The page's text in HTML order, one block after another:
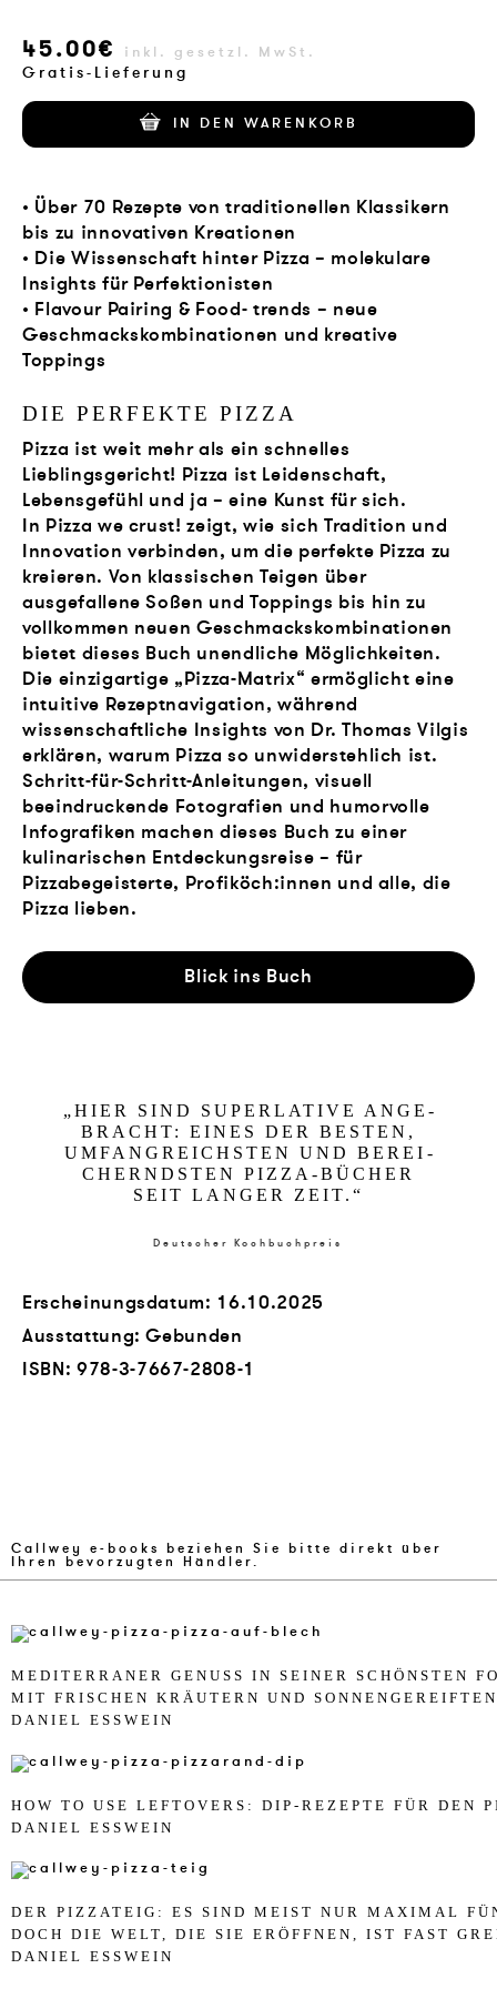
SHOP
45.00€ inkl. gesetzl. MwSt.
Gratis-Lieferung
IN DEN WARENKORB
• Über 70 Rezepte von traditionellen Klassikern
bis zu innovativen Kreationen
• Die Wissenschaft hinter Pizza – molekulare
Insights für Perfektionisten
• Flavour Pairing & Food- trends – neue
Geschmackskombinationen und kreative
Toppings
DIE PERFEKTE PIZZA
Pizza ist weit mehr als ein schnelles
Lieblingsgericht! Pizza ist Leidenschaft,
Lebensgefühl und ja – eine Kunst für sich.
In Pizza we crust! zeigt, wie sich Tradition und
Innovation verbinden, um die perfekte Pizza zu
kreieren. Von klassischen Teigen über
ausgefallene Soßen und Toppings bis hin zu
vollkommen neuen Geschmackskombinationen
bietet dieses Buch unendliche Möglichkeiten.
Die einzigartige „Pizza-Matrix“ ermöglicht eine
intuitive Rezeptnavigation, während
wissenschaftliche Insights von Dr. Thomas Vilgis
erklären, warum Pizza so unwiderstehlich ist.
Schritt-für-Schritt-Anleitungen, visuell
beeindruckende Fotografien und humorvolle
Infografiken machen dieses Buch zu einer
kulinarischen Entdeckungsreise – für
Pizzabegeisterte, Profiköch:innen und alle, die
Pizza lieben.
Blick ins Buch
„HIER SIND SU­PER­LA­TI­VE AN­GE­
BRACHT: EI­NES DER BES­TEN,
UM­FAN­G­RE­ICHSTEN UND BE­REI­
CHERNDSTEN PIZ­ZA-BÜCHER
SEIT LAN­GER ZEIT. “
Deutscher Kochbuchpreis
Erscheinungsdatum: 16.10.2025
Ausstattung: Gebunden
ISBN: 978-3-7667-2808-1
Callwey e-books beziehen Sie bitte direkt über
Ihren bevorzugten Händler.
ME­DI­TERR­AN­ER GE­NUSS IN SEI­NER SCHÖNSTEN
MIT FR­I­SCHEN KRÄUTERN UND
DA­NI­EL ESSWEIN
HOW TO USE LEF­TO­VERS: DIP-RE­ZEP­TE FÜR DEN
DA­NI­EL ESSWEIN
DER PIZ­ZA­T­EIG: ES SIND MEIST NUR MA­XI­MAL
DOCH DIE WELT, DIE SIE ERÖFF­NEN, IST FAST
DA­NI­EL ESSWEIN